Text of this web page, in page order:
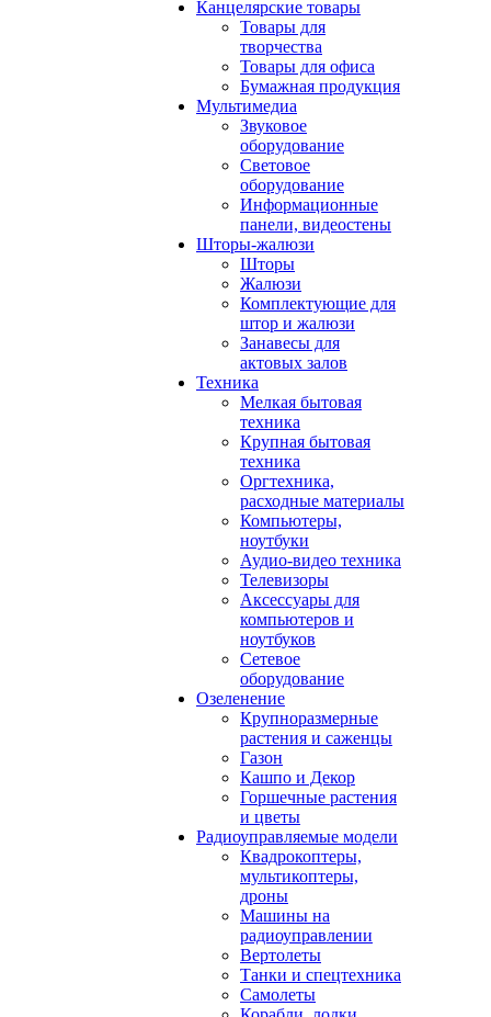
Канцелярские товары
Товары для
творчества
Товары для офиса
Бумажная продукция
Мультимедиа
Звуковое
оборудование
Световое
оборудование
Информационные
панели, видеостены
Шторы-жалюзи
Шторы
Жалюзи
Комплектующие для
штор и жалюзи
Занавесы для
актовых залов
Техника
Мелкая бытовая
техника
Крупная бытовая
техника
Оргтехника,
расходные материалы
Компьютеры,
ноутбуки
Аудио-видео техника
Телевизоры
Аксессуары для
компьютеров и
ноутбуков
Сетевое
оборудование
Озеленение
Крупноразмерные
растения и саженцы
Газон
Кашпо и Декор
Горшечные растения
и цветы
Радиоуправляемые модели
Квадрокоптеры,
мультикоптеры,
дроны
Машины на
радиоуправлении
Вертолеты
Танки и спецтехника
Самолеты